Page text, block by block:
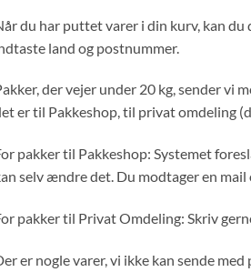
du har puttet varer i din kurv, kan
land og postnummer.
der vejer under 20 kg, sender vi
er til Pakkeshop, til privat omdeling
pakker til Pakkeshop: Systemet
selv ændre det. Du modtager en
pakker til Privat Omdeling: Skriv
er nogle varer, vi ikke kan sende